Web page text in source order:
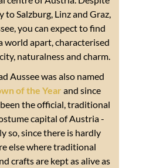
Salzburg, Linz and Graz,
you can expect to find
world apart, characterised
naturalness and charm.
Aussee was also named
of the Year and since
the official, traditional
capital of Austria -
so, since there is hardly
else where traditional
crafts are kept as alive as